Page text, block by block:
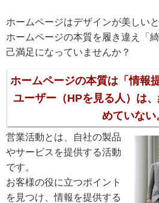
ホームページはデザインが美しい
ホームページの本質を履き違え「
己満足になっていませんか？
ホームページの本質は「情報
ユーザー（HPを見る人）は
めていない
営業活動とは、自社の製品
やサービスを提供する活動
です。
お客様の役に立つポイント
を見つけ、情報を提供する